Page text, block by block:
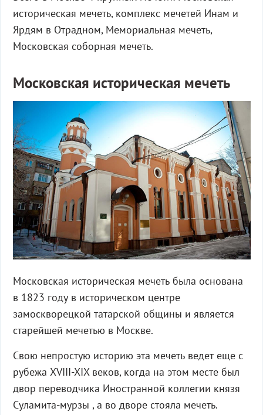
историческая мечеть, комплекс мечетей Инам и
Ярдям в Отрадном, Мемориальная мечеть,
Московская соборная мечеть.
Московская историческая мечеть
Московская историческая мечеть была основана
в 1823 году в историческом центре
замоскворецкой татарской общины и является
старейшей мечетью в Москве.
Свою непростую историю эта мечеть ведет еще с
рубежа XVIII-XIX веков, когда на этом месте был
двор переводчика Иностранной коллегии князя
Суламита-мурзы , а во дворе стояла мечеть.